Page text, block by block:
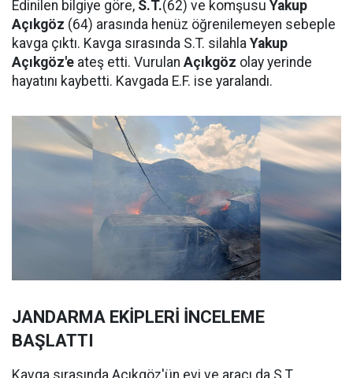
Edinilen bilgiye göre, S.T.(62) ve komşusu Yakup
Açıkgöz (64) arasında henüz öğrenilemeyen sebeple
kavga çıktı. Kavga sırasında S.T. silahla Yakup
Açıkgöz'e ateş etti. Vurulan Açıkgöz olay yerinde
hayatını kaybetti. Kavgada E.F. ise yaralandı.
JANDARMA EKİPLERİ İNCELEME
BAŞLATTI
Kavga sırasında Açıkgöz'ün evi ve aracı da S.T.